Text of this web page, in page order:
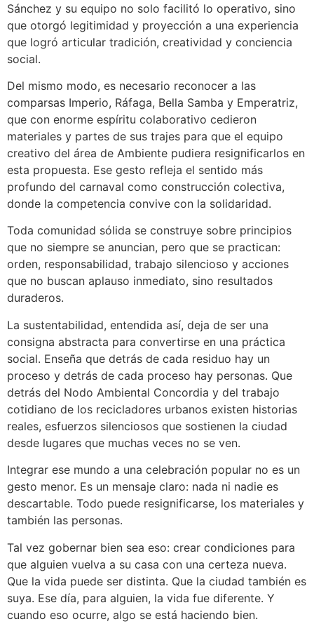
Sánchez y su equipo no solo facilitó lo operativo, sino
que otorgó legitimidad y proyección a una experiencia
que logró articular tradición, creatividad y conciencia
social.
Del mismo modo, es necesario reconocer a las
comparsas Imperio, Ráfaga, Bella Samba y Emperatriz,
que con enorme espíritu colaborativo cedieron
materiales y partes de sus trajes para que el equipo
creativo del área de Ambiente pudiera resignificarlos en
esta propuesta. Ese gesto refleja el sentido más
profundo del carnaval como construcción colectiva,
donde la competencia convive con la solidaridad.
Toda comunidad sólida se construye sobre principios
que no siempre se anuncian, pero que se practican:
orden, responsabilidad, trabajo silencioso y acciones
que no buscan aplauso inmediato, sino resultados
duraderos.
La sustentabilidad, entendida así, deja de ser una
consigna abstracta para convertirse en una práctica
social. Enseña que detrás de cada residuo hay un
proceso y detrás de cada proceso hay personas. Que
detrás del Nodo Ambiental Concordia y del trabajo
cotidiano de los recicladores urbanos existen historias
reales, esfuerzos silenciosos que sostienen la ciudad
desde lugares que muchas veces no se ven.
Integrar ese mundo a una celebración popular no es un
gesto menor. Es un mensaje claro: nada ni nadie es
descartable. Todo puede resignificarse, los materiales y
también las personas.
Tal vez gobernar bien sea eso: crear condiciones para
que alguien vuelva a su casa con una certeza nueva.
Que la vida puede ser distinta. Que la ciudad también es
suya. Ese día, para alguien, la vida fue diferente. Y
cuando eso ocurre, algo se está haciendo bien.